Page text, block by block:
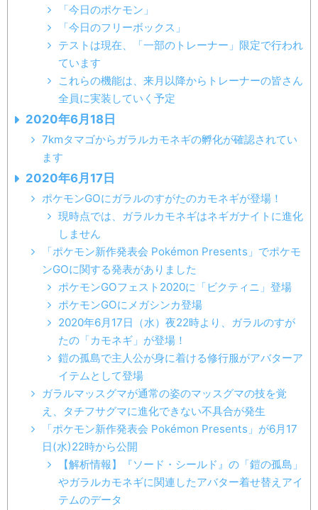
「今日のポケモン」
「今日のフリーボックス」
テストは現在、「一部のトレーナー」限定で行われ
ています
これらの機能は、来月以降からトレーナーの皆さん
全員に実装していく予定
2020年6月18日
7kmタマゴからガラルカモネギの孵化が確認されてい
ます
2020年6月17日
ポケモンGOにガラルのすがたのカモネギが登場！
現時点では、ガラルカモネギはネギガナイトに進化
しません
「ポケモン新作発表会 Pokémon Presents」でポケモ
ンGOに関する発表がありました
ポケモンGOフェスト2020に「ビクティニ」登場
ポケモンGOにメガシンカ登場
2020年6月17日（水）夜22時より、ガラルのすが
たの「カモネギ」が登場！
鎧の孤島で主人公が身に着ける修行服がアバターア
イテムとして登場
ガラルマッスグマが通常の姿のマッスグマの技を覚
え、タチフサグマに進化できない不具合が発生
「ポケモン新作発表会 Pokémon Presents」が6月17
日(水)22時から公開
【解析情報】『ソード・シールド』の「鎧の孤島」
やガラルカモネギに関連したアバター着せ替えアイ
テムのデータ